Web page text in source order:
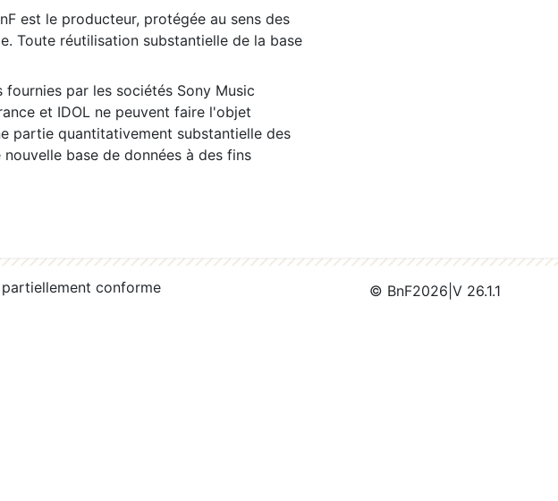
est le producteur, protégée au sens des
Toute réutilisation substantielle de la base
par les sociétés Sony Music
et IDOL ne peuvent faire l'objet
partie quantitativement substantielle des
base de données à des fins
conforme © BnF2026 V 26.1.1